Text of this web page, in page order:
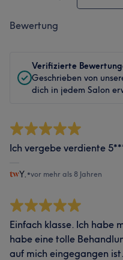
Bewertung
Verifizierte
Geschrieben von
dich in jedem Salon
Ich vergebe verdiente
Y. •vor mehr als 8 Jahren
Einfach klasse. Ich habe
habe eine tolle
auf mich eingegangen ist.